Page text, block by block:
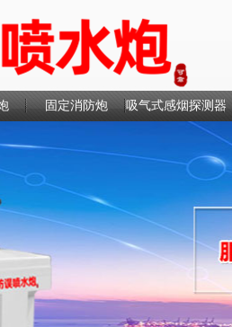
固定消防炮 吸气式感烟探测器